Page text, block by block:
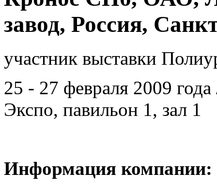
завод, Россия,
участник выставки
25 - 27 февраля 2009
Экспо, павильон 1, зал 1
Информация компании: